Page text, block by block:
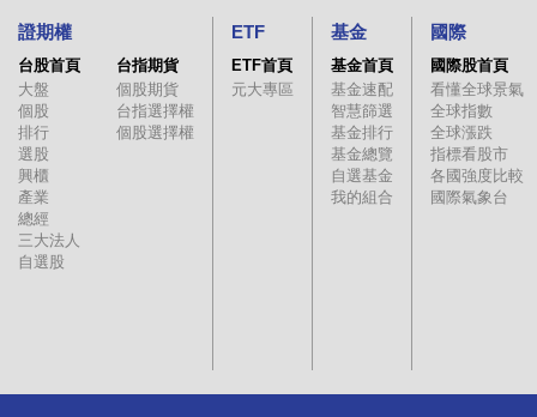
證期權
台股首頁
大盤
個股
排行
選股
興櫃
產業
總經
三大法人
自選股
台指期貨
個股期貨
台指選擇權
個股選擇權
ETF
ETF首頁
元大專區
基金
基金首頁
基金速配
智慧篩選
基金排行
基金總覽
自選基金
我的組合
國際
國際股首頁
看懂全球景氣
全球指數
全球漲跌
指標看股市
各國強度比較
國際氣象台